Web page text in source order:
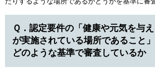
Ｑ．認定要件の「健康や元気を与
が実施されている場所であること
どのような基準で審査しているか